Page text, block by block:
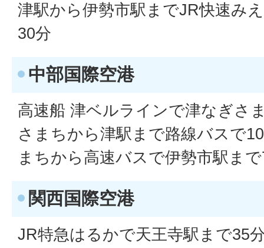
津駅から伊勢市駅までJR快速み
30分
中部国際空港
高速船 津ベルラインで津なぎさ
さまちから津駅まで路線バスで
まちから高速バスで伊勢市駅ま
関西国際空港
JR特急はるかで天王寺駅まで35